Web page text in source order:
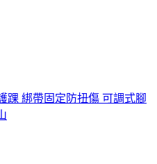
踝 綁帶固定防扭傷 可調式腳